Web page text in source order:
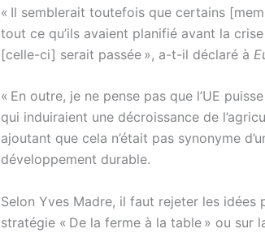
« Il semblerait toutefois que certains
tout ce qu’ils avaient planifié avant la
[celle-ci] serait passée », a-t-il déclaré à
« En outre, je ne pense pas que l’UE
qui induiraient une décroissance de
ajoutant que cela n’était pas synonyme
développement durable.
Selon Yves Madre, il faut rejeter les
stratégie « De la ferme à la table » ou sur